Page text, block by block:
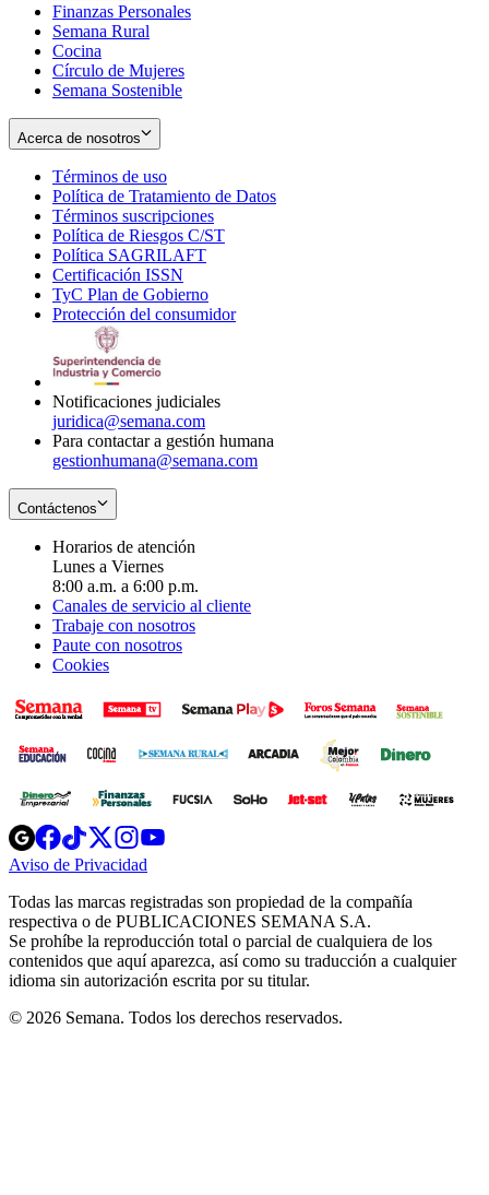
Finanzas Personales
Semana Rural
Cocina
Círculo de Mujeres
Semana Sostenible
Acerca de nosotros
Términos de uso
in
new
window
Política de Tratamiento de Datos
Términos suscripciones
in
Política de Riesgos C/ST
Política SAGRILAFT
new
window
Certificación ISSN
in
new
TyC Plan de Gobierno
in
Protección del consumidorOpens
Notificaciones judiciales
juridica@semana.com
Para contactar a gestión humana
gestionhumana@semana.com
Contáctenos
Horarios de atención
Lunes a Viernes
8:00 a.m. a 6:00 p.m.
Canales de servicio al cliente
Trabaje con nosotros
Paute con nosotros
Cookies
Opens
in
new
Opens
in
new
Opens
in
new
window
Opens
new
windowwindow
Aviso de Privacidad
new
window
Todas las marcas registradas son propiedad de la compañía
respectiva o de PUBLICACIONES SEMANA S.A.
Se prohíbe la reproducción total o parcial de cualquiera de los
contenidos que aquí aparezca, así como su traducción a cualquier
idioma sin autorización escrita por su titular.
© 2026 Semana. Todos los derechos reservados.